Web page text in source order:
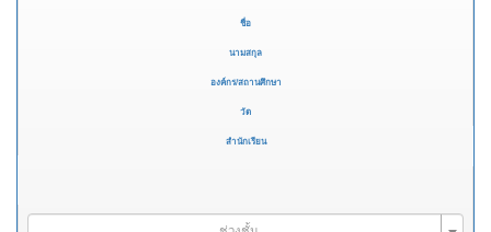
ชื่อ
นามสกุล
องค์กร/สถานศึกษา
วัด
สำนักเรียน